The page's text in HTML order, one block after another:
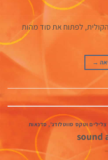
לפתוח את סוד מהות
→
, סדנאות
sound